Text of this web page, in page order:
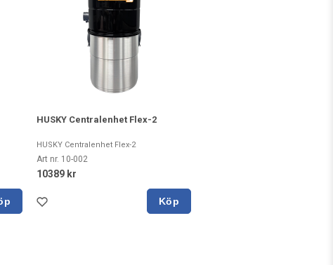
HUSKY Centralenhet Flex-2
HUSKY Centralenhet Flex-2
Art nr. 10-002
10389 kr
Köp